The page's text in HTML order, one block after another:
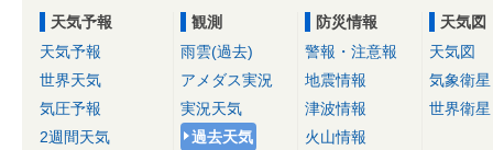
天気予報
天気予報
世界天気
気圧予報
2週間天気
観測
雨雲(過去)
アメダス実況
実況天気
過去天気
防災情報
警報・注意報
地震情報
津波情報
火山情報
天気図
天気図
気象衛星
世界衛星